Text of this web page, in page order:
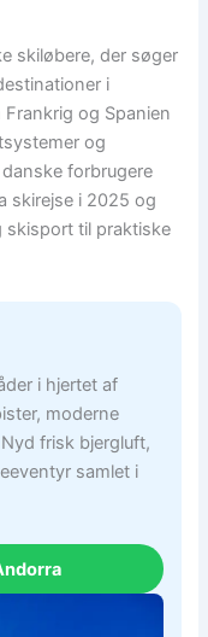
skiløbere, der søger
i
og Spanien
og
forbrugere
skirejse i 2025 og
skisport til praktiske
i hjertet af
moderne
frisk bjergluft,
samlet i